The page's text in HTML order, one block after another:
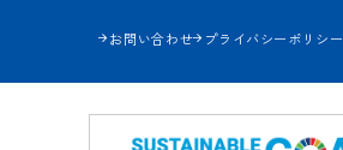
お問い合わせ プライバシーポリシー